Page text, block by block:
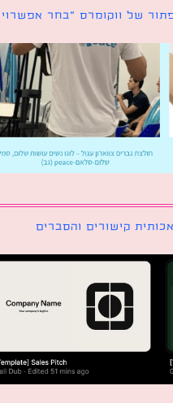
״בחר אפשרויות״
קישורים והסברים